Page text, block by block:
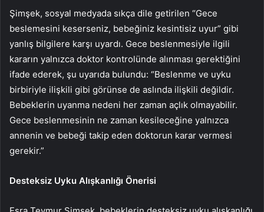
Şimşek, sosyal medyada sıkça dile getirilen “Gece
beslemesini keserseniz, bebeğiniz kesintisiz uyur” gibi
yanlış bilgilere karşı uyardı. Gece beslenmesiyle ilgili
kararın yalnızca doktor kontrolünde alınması gerektiğini
ifade ederek, şu uyarıda bulundu: “Beslenme ve uyku
birbiriyle ilişkili gibi görünse de aslında ilişkili değildir.
Bebeklerin uyanma nedeni her zaman açlık olmayabilir.
Gece beslenmesinin ne zaman kesileceğine yalnızca
annenin ve bebeği takip eden doktorun karar vermesi
gerekir.”
Desteksiz Uyku Alışkanlığı Önerisi